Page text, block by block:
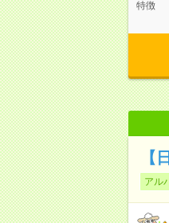
特徴
【
アル